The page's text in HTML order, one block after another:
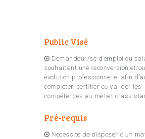
Public Visé
Demandeur/se d’emploi ou
souhaitant une reconversion et/
évolution professionnelle, afin
compléter, certifier ou valider les
compétences au métier
Pré-requis
Nécessité de disposer d’un